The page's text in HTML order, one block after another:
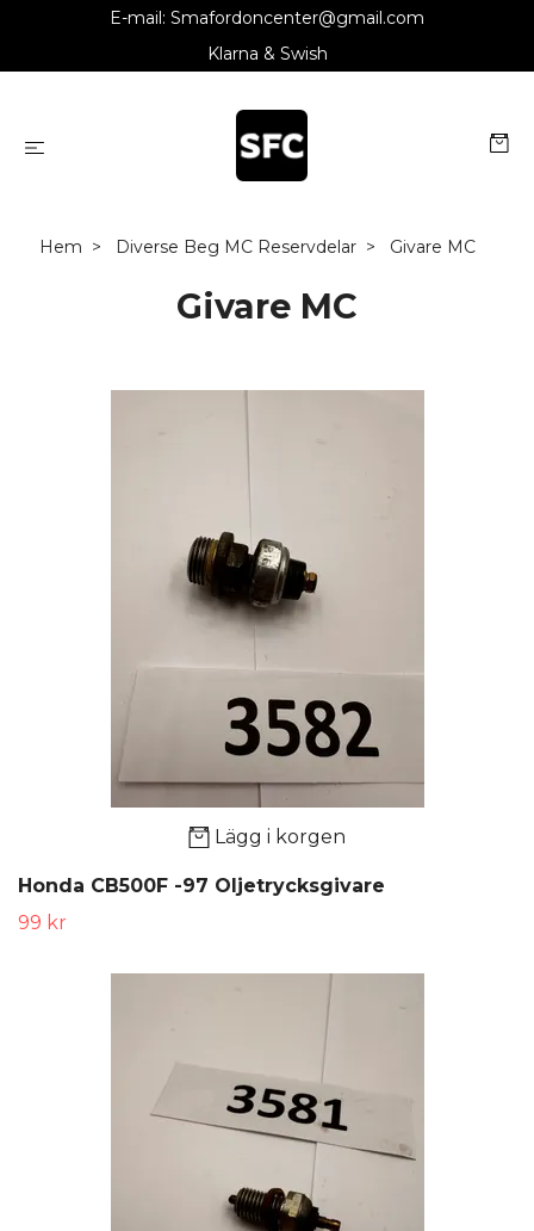
E-mail: Smafordoncenter@gmail.com
Klarna & Swish
Hem Diverse Beg MC Reservdelar Givare MC
Givare MC
Lägg i korgen
Honda CB500F -97 Oljetrycksgivare
99 kr